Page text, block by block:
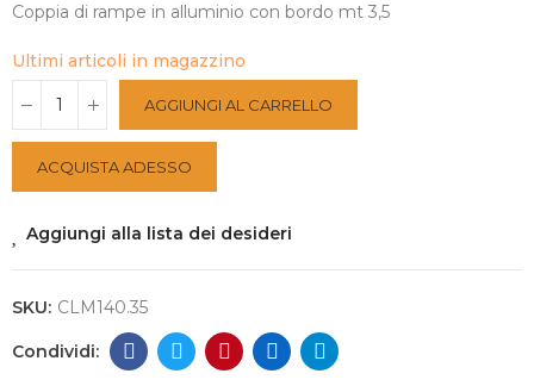
Coppia di rampe in alluminio con bordo mt 3,5
Ultimi articoli in magazzino
AGGIUNGI AL CARRELLO
ACQUISTA ADESSO
Aggiungi alla lista dei desideri
SKU: CLM140.35